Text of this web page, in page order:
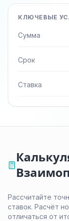
КЛЮЧЕВЫЕ
Сумма
Срок
Ставка
Рассчитайте
ставок. Расчёт
отличаться от